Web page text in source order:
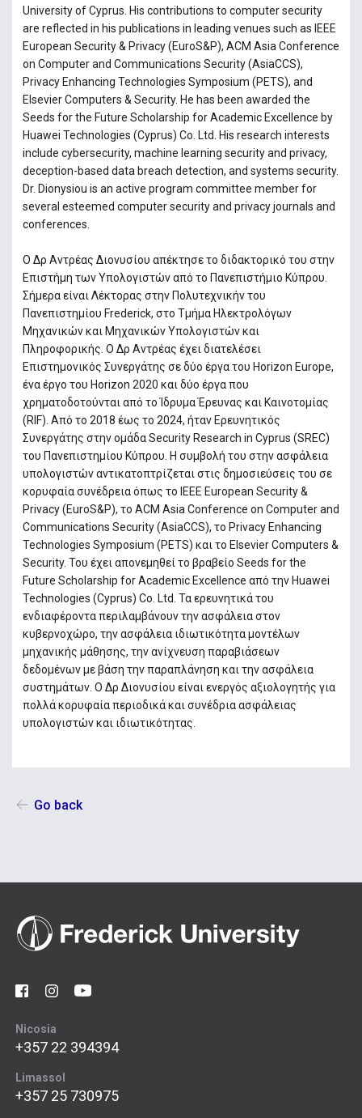
University of Cyprus. His contributions to computer security
are reflected in his publications in leading venues such as IEEE
European Security & Privacy (EuroS&P), ACM Asia Conference
on Computer and Communications Security (AsiaCCS),
Privacy Enhancing Technologies Symposium (PETS), and
Elsevier Computers & Security. He has been awarded the
Seeds for the Future Scholarship for Academic Excellence by
Huawei Technologies (Cyprus) Co. Ltd. His research interests
include cybersecurity, machine learning security and privacy,
deception-based data breach detection, and systems security.
Dr. Dionysiou is an active program committee member for
several esteemed computer security and privacy journals and
conferences.
Ο Δρ Αντρέας Διονυσίου απέκτησε το διδακτορικό του στην
Επιστήμη των Υπολογιστών από το Πανεπιστήμιο Κύπρου.
Σήμερα είναι Λέκτορας στην Πολυτεχνικήν του
Πανεπιστημίου Frederick, στο Τμήμα Ηλεκτρολόγων
Μηχανικών και Μηχανικών Υπολογιστών και
Πληροφορικής. Ο Δρ Αντρέας έχει διατελέσει
Επιστημονικός Συνεργάτης σε δύο έργα του Horizon Europe,
ένα έργο του Horizon 2020 και δύο έργα που
χρηματοδοτούνται από το Ίδρυμα Έρευνας και Καινοτομίας
(RIF). Από το 2018 έως το 2024, ήταν Ερευνητικός
Συνεργάτης στην ομάδα Security Research in Cyprus (SREC)
του Πανεπιστημίου Κύπρου. Η συμβολή του στην ασφάλεια
υπολογιστών αντικατοπτρίζεται στις δημοσιεύσεις του σε
κορυφαία συνέδρεια όπως το IEEE European Security &
Privacy (EuroS&P), το ACM Asia Conference on Computer and
Communications Security (AsiaCCS), το Privacy Enhancing
Technologies Symposium (PETS) και το Elsevier Computers &
Security. Του έχει απονεμηθεί το βραβείο Seeds for the
Future Scholarship for Academic Excellence από την Huawei
Technologies (Cyprus) Co. Ltd. Τα ερευνητικά του
ενδιαφέροντα περιλαμβάνουν την ασφάλεια στον
κυβερνοχώρο, την ασφάλεια ιδιωτικότητα μοντέλων
μηχανικής μάθησης, την ανίχνευση παραβιάσεων
δεδομένων με βάση την παραπλάνηση και την ασφάλεια
συστημάτων. Ο Δρ Διονυσίου είναι ενεργός αξιολογητής για
πολλά κορυφαία περιοδικά και συνέδρια ασφάλειας
υπολογιστών και ιδιωτικότητας.
Go back
Nicosia
+357 22 394394
Limassol
+357 25 730975